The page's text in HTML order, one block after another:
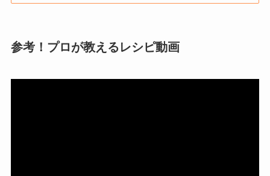
参考！プロが教えるレシピ動画